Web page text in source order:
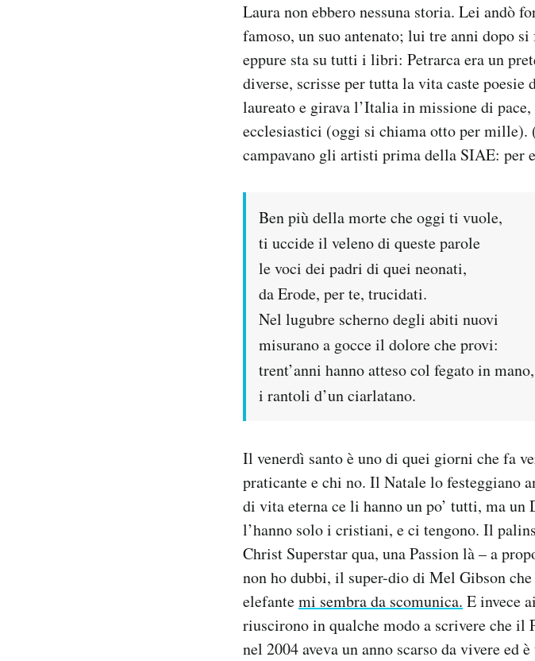
Laura non ebbero nessuna storia. Lei andò
famoso, un suo antenato; lui tre anni dopo si
eppure sta su tutti i libri: Petrarca era un
diverse, scrisse per tutta la vita caste poesie
laureato e girava l’Italia in missione di
ecclesiastici (oggi si chiama otto per mille).
campavano gli artisti prima della SIAE: per
Ben più della morte che oggi ti vuole,
ti uccide il veleno di queste parole
le voci dei padri di quei neonati,
da Erode, per te, trucidati.
Nel lugubre scherno degli abiti nuovi
misurano a gocce il dolore che provi:
trent’anni hanno atteso col fegato in mano,
i rantoli d’un ciarlatano.
Il venerdì santo è uno di quei giorni che fa
praticante e chi no. Il Natale lo festeggiano
di vita eterna ce li hanno un po’ tutti, ma
l’hanno solo i cristiani, e ci tengono. Il
Christ Superstar qua, una Passion là – a
non ho dubbi, il super-dio di Mel Gibson
elefantemi sembra da scomunica. E invece
riuscirono in qualche modo a scrivere che
nel 2004 aveva un anno scarso da vivere ed